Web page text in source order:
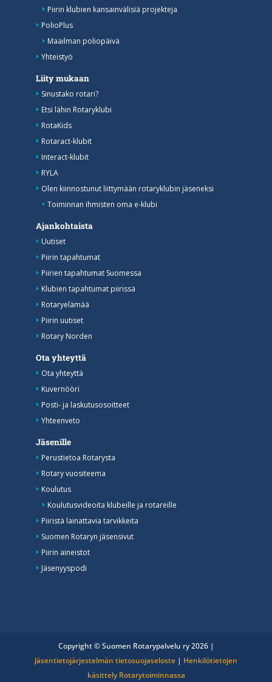
Piirin klubien kansainvälisiä projekteja
PolioPlus
Maailman poliopäivä
Yhteistyö
Liity mukaan
Sinustako rotari?
Etsi lähin Rotaryklubi
RotaKids
Rotaract-klubit
Interact-klubit
RYLA
Olen kiinnostunut liittymään rotaryklubin jäseneksi
Toiminnan ihmisten oma e-klubi
Ajankohtaista
Uutiset
Piirin tapahtumat
Piirien tapahtumat Suomessa
Klubien tapahtumat piirissä
Rotaryelämää
Piirin uutiset
Rotary Norden
Ota yhteyttä
Ota yhteyttä
Kuvernööri
Posti- ja laskutusosoitteet
Yhteenveto
Jäsenille
Perustietoa Rotarysta
Rotary vuositeema
Koulutus
Koulutusvideoita klubeille ja rotareille
Piiristä lainattavia tarvikkeita
Suomen Rotaryn jäsensivut
Piirin aineistot
Jäsenyyspodi
Copyright © Suomen Rotarypalvelu ry 2026 |
Jäsentietojärjestelmän tietosuojaseloste | Henkilötietojen
käsittely Rotarytoiminnassa